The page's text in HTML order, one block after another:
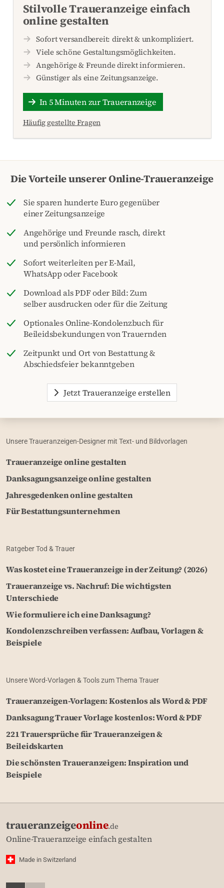
Stilvolle Traueranzeige einfach
online gestalten
Sofort versandbereit: direkt & unkompliziert.
Viele schöne Gestaltungsmöglichkeiten.
Angehörige & Freunde direkt informieren.
Günstiger als eine Zeitungsanzeige.
In 5 Minuten zur Traueranzeige
Häufig gestellte Fragen
Die Vorteile unserer Online-Traueranzeige
Sie sparen hunderte Euro gegenüber
einer Zeitungsanzeige
Angehörige und Freunde rasch, direkt
und persönlich informieren
Sofort weiterleiten per E-Mail,
WhatsApp oder Facebook
Download als PDF oder Bild: Zum
selber ausdrucken oder für die Zeitung
Optionales Online-Kondolenzbuch für
Beileidsbekundungen von Trauernden
Zeitpunkt und Ort von Bestattung &
Abschiedsfeier bekanntgeben
Jetzt Traueranzeige erstellen
Unsere Traueranzeigen-Designer mit Text- und Bildvorlagen
Traueranzeige online gestalten
Danksagungsanzeige online gestalten
Jahresgedenken online gestalten
Für Bestattungsunternehmen
Ratgeber Tod & Trauer
Was kostet eine Traueranzeige in der Zeitung? (2026)
Traueranzeige vs. Nachruf: Die wichtigsten
Unterschiede
Wie formuliere ich eine Danksagung?
Kondolenzschreiben verfassen: Aufbau, Vorlagen &
Beispiele
Unsere Word-Vorlagen & Tools zum Thema Trauer
Traueranzeigen-Vorlagen: Kostenlos als Word & PDF
Danksagung Trauer Vorlage kostenlos: Word & PDF
221 Trauersprüche für Traueranzeigen &
Beileidskarten
Die schönsten Traueranzeigen: Inspiration und
Beispiele
traueranzeigeonline.de
Online-Traueranzeige einfach gestalten
Made in Switzerland